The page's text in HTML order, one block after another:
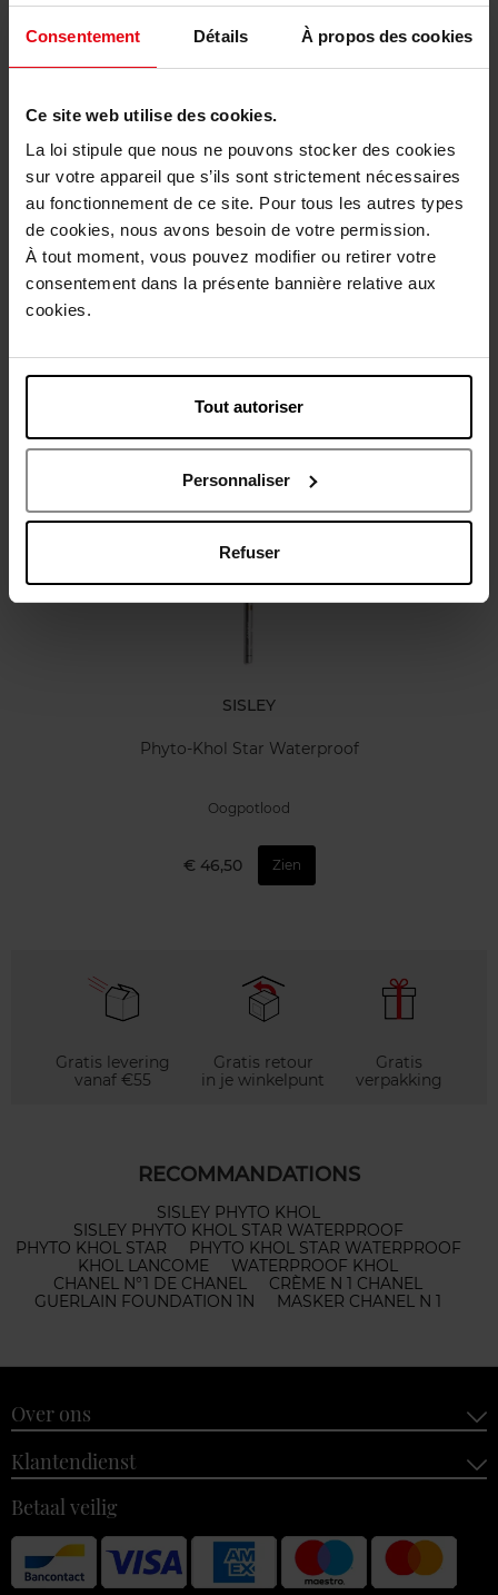
Consentement Détails À propos des cookies
Ce site web utilise des cookies.
La loi stipule que nous ne pouvons stocker des cookies
sur votre appareil que s’ils sont strictement nécessaires
au fonctionnement de ce site. Pour tous les autres types
de cookies, nous avons besoin de votre permission.
À tout moment, vous pouvez modifier ou retirer votre
consentement dans la présente bannière relative aux
cookies.
Tout autoriser
Personnaliser
Refuser
Gratis retour in je winkelpunt
Gratis verpakking
Beschrijving
Gebruiksadvies
Nog iets vergeten ?
SISLEY
Phyto-Khol Star Waterproof
Oogpotlood
€ 46,50 Zien
Gratis levering
vanaf €55
Gratis retour
in je winkelpunt
Gratis
verpakking
RECOMMANDATIONS
SISLEY PHYTO KHOL
SISLEY PHYTO KHOL STAR WATERPROOF
PHYTO KHOL STAR
PHYTO KHOL STAR WATERPROOF
KHOL LANCOME
WATERPROOF KHOL
CHANEL N°1 DE CHANEL
CRÈME N 1 CHANEL
GUERLAIN FOUNDATION 1N
MASKER CHANEL N 1
Over ons
Klantendienst
Betaal veilig